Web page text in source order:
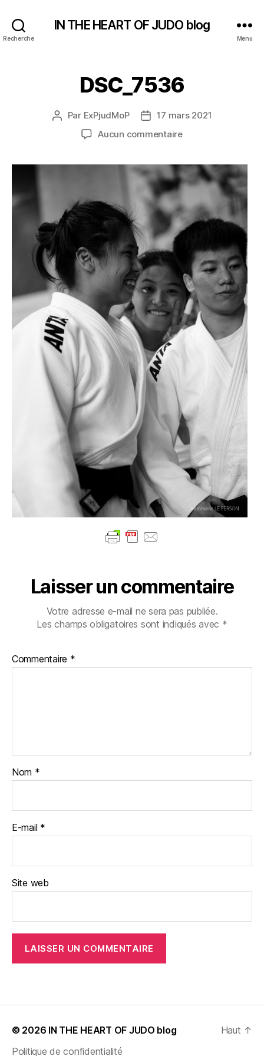
Recherche
IN THE HEART OF JUDO blog
Menu
DSC_7536
Auteur
l’article
Par ExPjudMoP
Date17 mars 2021
Aucun commentairesur
Laisser un commentaire
Votre adresse e-mail ne sera pas publiée.
Les champs obligatoires sont indiqués avec *
Commentaire *
Nom *
E-mail *
Site web
© 2026 IN THE HEART OF JUDO blog
Politique de confidentialité
Haut ↑